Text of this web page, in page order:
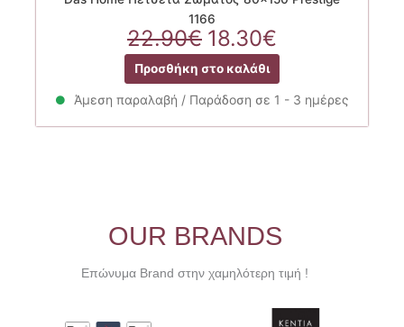
1166
22.90€ Original
price
was:
22.90€.
18.30€
τρέχουσα
τιμή
είναι:
Προσθήκη στο καλάθι
Άμεση παραλαβή / Παράδοση σε 1 - 3 ημέρες
OUR BRANDS
Επώνυμα Brand στην χαμηλότερη τιμή !